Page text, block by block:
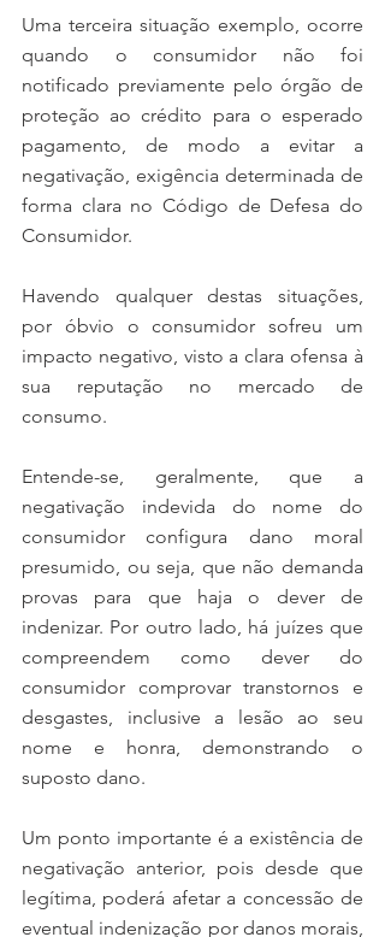
Uma terceira situação exemplo, ocorre
quando o consumidor não foi
notificado previamente pelo órgão de
proteção ao crédito para o esperado
pagamento, de modo a evitar a
negativação, exigência determinada de
forma clara no Código de Defesa do
Consumidor.
Havendo qualquer destas situações,
por óbvio o consumidor sofreu um
impacto negativo, visto a clara ofensa à
sua reputação no mercado de
consumo.
Entende-se, geralmente, que a
negativação indevida do nome do
consumidor configura dano moral
presumido, ou seja, que não demanda
provas para que haja o dever de
indenizar. Por outro lado, há juízes que
compreendem como dever do
consumidor comprovar transtornos e
desgastes, inclusive a lesão ao seu
nome e honra, demonstrando o
suposto dano.
Um ponto importante é a existência de
negativação anterior, pois desde que
legítima, poderá afetar a concessão de
eventual indenização por danos morais,